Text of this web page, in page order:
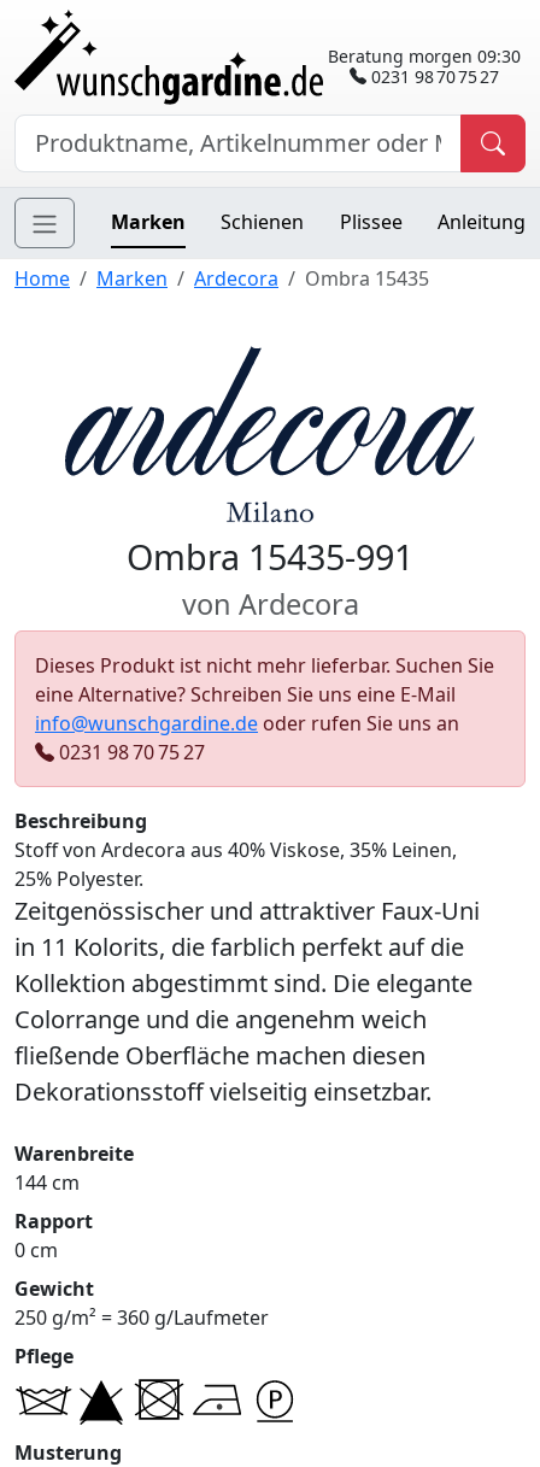
Beratung morgen 09:30
0231 98 70 75 27
Marken Schienen Plissee Anleitung
Home Marken Ardecora Ombra 15435
Ombra 15435-991
von Ardecora
Dieses Produkt ist nicht mehr lieferbar. Suchen Sie
eine Alternative? Schreiben Sie uns eine E-Mail
info@wunschgardine.de oder rufen Sie uns an
0231 98 70 75 27
Beschreibung
Stoff von Ardecora aus 40% Viskose, 35% Leinen,
25% Polyester.
Zeitgenössischer und attraktiver Faux-Uni
in 11 Kolorits, die farblich perfekt auf die
Kollektion abgestimmt sind. Die elegante
Colorrange und die angenehm weich
fließende Oberfläche machen diesen
Dekorationsstoff vielseitig einsetzbar.
Warenbreite
144 cm
Rapport
0 cm
Gewicht
250 g/m² = 360 g/Laufmeter
Pflege
Musterung